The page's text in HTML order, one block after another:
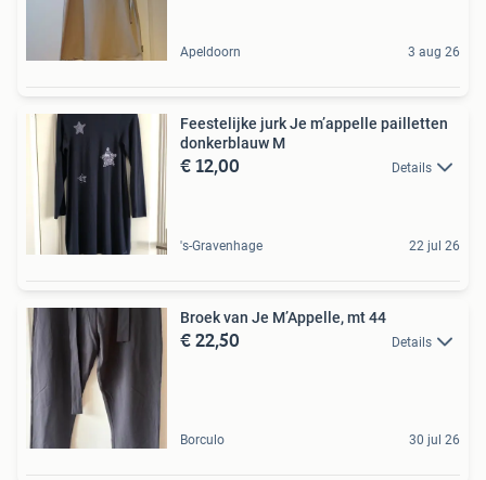
Apeldoorn 3 aug 26
Feestelijke jurk Je m’appelle pailletten
donkerblauw M
€ 12,00 Details
's-Gravenhage 22 jul 26
Broek van Je M’Appelle, mt 44
€ 22,50 Details
Borculo 30 jul 26